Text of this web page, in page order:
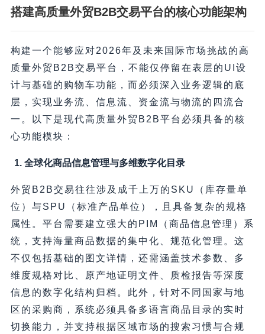
搭建高质量外贸B2B交易平台的核心功能架构
构建一个能够应对2026年及未来国际市场挑战的高
质量外贸B2B交易平台，不能仅停留在表层的UI设
计与基础的购物车功能，而必须深入业务逻辑的底
层，实现业务流、信息流、资金流与物流的四流合
一。以下是现代高质量外贸B2B平台必须具备的核
心功能模块：
1. 全球化商品信息管理与多维数字化目录
外贸B2B交易往往涉及成千上万的SKU（库存量单
位）与SPU（标准产品单位），且具备复杂的规格
属性。平台需要建立强大的PIM（商品信息管理）系
统，支持海量商品数据的集中化、规范化管理。这
不仅包括基础的图文详情，还需涵盖技术参数、多
维度规格对比、原产地证明文件、质检报告等深度
信息的数字化结构归档。此外，针对不同国家与地
区的采购商，系统必须具备多语言商品目录的实时
切换能力，并支持根据区域市场的搜索习惯与合规